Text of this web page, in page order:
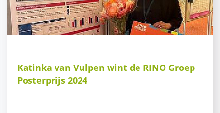
Katinka van Vulpen wint de RINO Groep
Posterprijs 2024